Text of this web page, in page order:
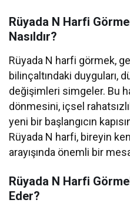
Rüyada N Harfi
Nasıldır?
Rüyada N harfi görmek,
bilinçaltındaki duyguları,
değişimleri simgeler. Bu
dönmesini, içsel
yeni bir başlangıcın
Rüyada N harfi, bireyin
arayışında önemli bir
Rüyada N Harfi
Eder?